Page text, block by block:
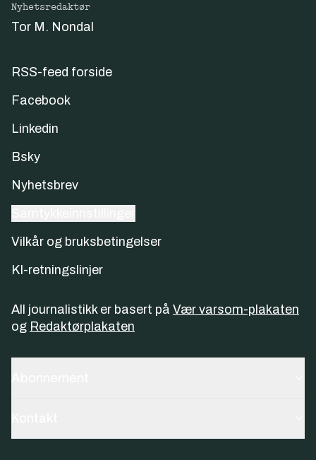
Nyhetsredaktør
Tor M. Nondal
RSS-feed forside
Facebook
Linkedin
Bsky
Nyhetsbrev
Vilkår og bruksbetingelser
KI-retningslinjer
All journalistikk er basert på Vær varsom-plakaten
og Redaktørplakaten